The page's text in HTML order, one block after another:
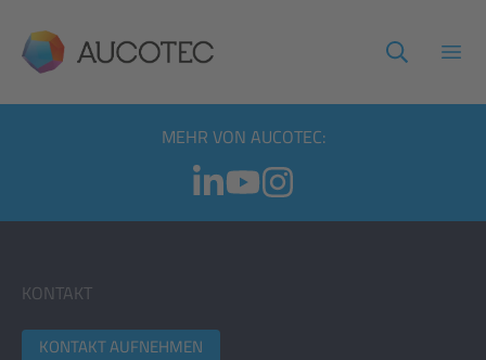
AUCOTEC
MEHR VON AUCOTEC:
KONTAKT
KONTAKT AUFNEHMEN